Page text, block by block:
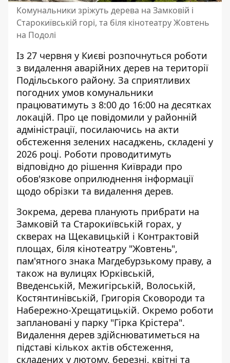
Комунальники зріжуть дерева на Замковій і
Старокиївській горі, та біля кінотеатру Жовтень
на Подолі
Із 27 червня у Києві розпочнуться роботи
з видалення аварійних дерев на території
Подільського району. За сприятливих
погодних умов комунальники
працюватимуть з 8:00 до 16:00 на десятках
локацій. Про це повідомили у районній
адміністрації, посилаючись на акти
обстеження зелених насаджень, складені у
2026 році. Роботи проводитимуть
відповідно до рішення Київради про
обов'язкове оприлюднення інформації
щодо обрізки та видалення дерев.
Зокрема, дерева планують прибрати на
Замковій та Старокиївській горах, у
скверах на Щекавицькій і Контрактовій
площах, біля кінотеатру "Жовтень",
пам'ятного знака Магдебурзькому праву, а
також на вулицях Юрківській,
Введенській, Межигірській, Волоській,
Костянтинівській, Григорія Сковороди та
Набережно-Хрещатицькій. Окремо роботи
заплановані у парку "Гірка Крістера".
Видалення дерев здійснюватиметься на
підставі кількох актів обстеження,
складених у лютому, березні, квітні та